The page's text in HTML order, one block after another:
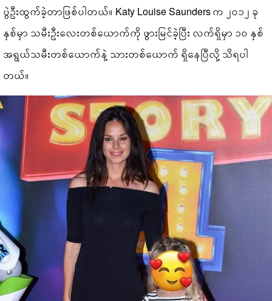
ပွဲဦးထွက်ခဲ့တာဖြစ်ပါတယ်။ Katy Louise Saunders က ၂၀၁၂ ခု
နှစ်မှာ သမီးဦးလေးတစ်ယောက်ကို ဖွားမြင်ခဲ့ပြီး လက်ရှိမှာ ၁၀ နှစ်
အရွယ်သမီးတစ်ယောက်နဲ့ သားတစ်ယောက် ရှိနေပြီလို့ သိရပါ
တယ်။